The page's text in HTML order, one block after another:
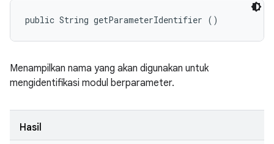
public String getParameterIdentifier ()
Menampilkan nama yang akan digunakan untuk
mengidentifikasi modul berparameter.
Hasil